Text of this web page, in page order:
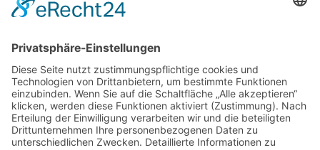
Wartung von Feuerlöschern
Zeiterfassung
REIFF Videoturm
Alarmanlagen-Konfigurator